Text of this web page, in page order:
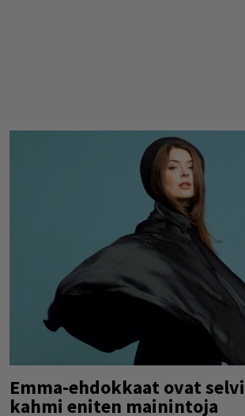
Emma-ehdokkaat ovat
kahmi eniten mainintoja